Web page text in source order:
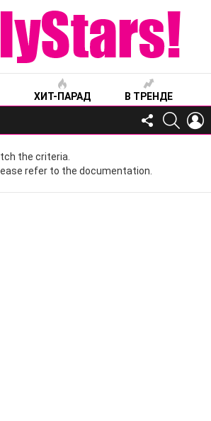
ХИТ-ПАРАД В ТРЕНДЕ
FOLLOW
US
the criteria.
refer to the documentation.